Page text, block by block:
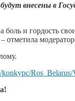
внесены в
и гордость
konkypc/